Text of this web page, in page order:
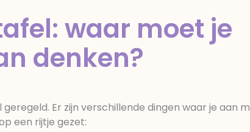
waar moet je
denken?
Er zijn verschillende dingen waar je aan
een rijtje gezet: